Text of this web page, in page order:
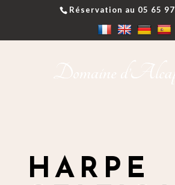
Réservation au 05 65
HARPE